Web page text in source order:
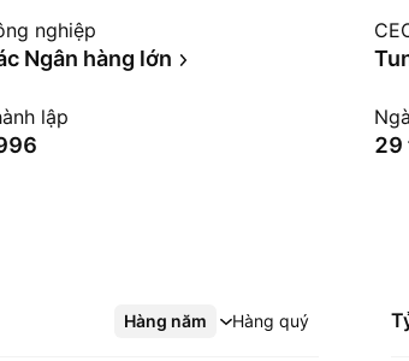
nghiệp
Ngân hàng lớn
lập
29
Hàng năm Hàng quý
Xem thêm